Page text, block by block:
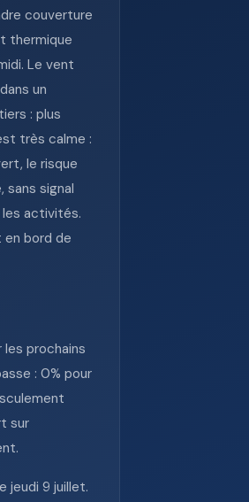
couverture
thermique
Le vent
un
: plus
très calme :
le risque
sans signal
les activités.
en bord de
les prochains
: 0% pour
sur
jeudi 9 juillet.